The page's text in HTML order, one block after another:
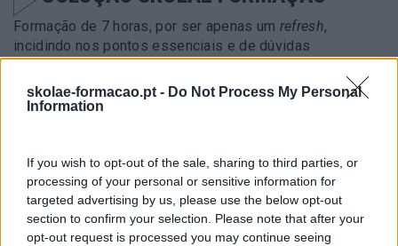
skolae-formacao.pt - Do Not Process My Personal
Information
If you wish to opt-out of the sale, sharing to third parties, or
processing of your personal or sensitive information for
targeted advertising by us, please use the below opt-out
section to confirm your selection. Please note that after your
opt-out request is processed you may continue seeing
Formação de 7 horas, por ser apenas um refresh,
incidindo nos pontos essenciais e de dúvidas
identificadas pelo cliente e tendo a especificidade
da sua atividade.
Numa sessão que se desenvolveu em live training,
foi utilizada uma metodologia expositiva e ativa,
alternando a apresentação de conceitos suportados
em exemplos concretos, e fomentada a